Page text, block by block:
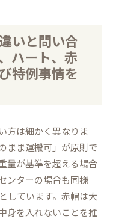
いと問い合
ハート、赤
特例事情を
方は細かく異なりま
まま運搬可」が原則で
量が基準を超える場合
ンターの場合も同様
としています。赤帽は大
身を入れないことを推